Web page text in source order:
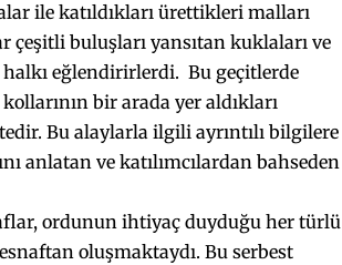
ile katıl­dıkları ürettikleri malları
çeşitli buluşları yansıtan kuklala­rı ve
halkı eğlendirirlerdi. Bu geçitlerde
bir arada yer aldıkları
Bu alaylarla ilgili ayrıntılı bilgi­lere
anlatan ve katılımcılardan bahseden
ordunun ihtiyaç duyduğu her türlü
oluş­maktaydı. Bu serbest